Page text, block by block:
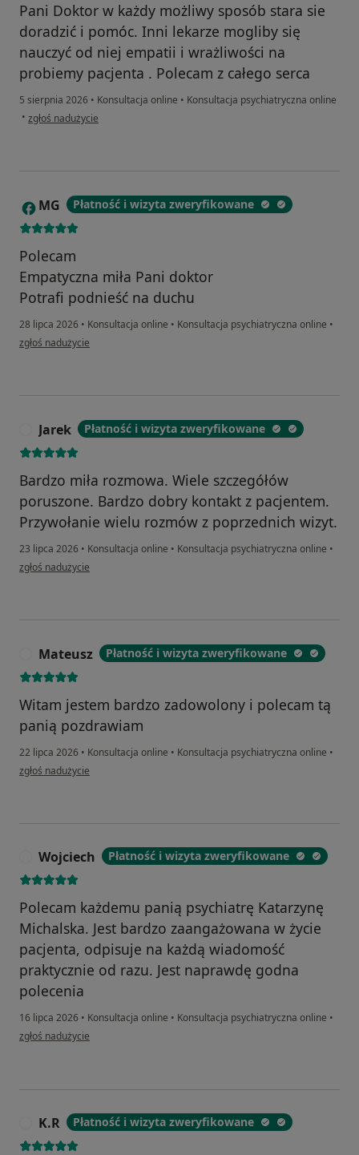
Pani Doktor w każdy możliwy sposób stara sie
doradzić i pomóc. Inni lekarze mogliby się
nauczyć od niej empatii i wrażliwości na
probiemy pacjenta . Polecam z całego serca
5 sierpnia 2026 • Konsultacja online • Konsultacja psychiatryczna online
• w opinii użytkownika Jagoda
zgłoś nadużycie
M MG Płatność i wizyta zweryfikowane
Polecam
Empatyczna miła Pani doktor
Potrafi podnieść na duchu
28 lipca 2026 • Konsultacja online • Konsultacja psychiatryczna online •
w opinii użytkownika MG
zgłoś nadużycie
Jarek Płatność i wizyta zweryfikowane
Bardzo miła rozmowa. Wiele szczegółów
poruszone. Bardzo dobry kontakt z pacjentem.
Przywołanie wielu rozmów z poprzednich wizyt.
23 lipca 2026 • Konsultacja online • Konsultacja psychiatryczna online •
w opinii użytkownika Jarek
zgłoś nadużycie
Mateusz Płatność i wizyta zweryfikowane
Witam jestem bardzo zadowolony i polecam tą
panią pozdrawiam
22 lipca 2026 • Konsultacja online • Konsultacja psychiatryczna online •
w opinii użytkownika Mateusz
zgłoś nadużycie
Wojciech Płatność i wizyta zweryfikowane
Polecam każdemu panią psychiatrę Katarzynę
Michalska. Jest bardzo zaangażowana w życie
pacjenta, odpisuje na każdą wiadomość
praktycznie od razu. Jest naprawdę godna
polecenia
16 lipca 2026 • Konsultacja online • Konsultacja psychiatryczna online •
w opinii użytkownika Wojciech
zgłoś nadużycie
K.R Płatność i wizyta zweryfikowane